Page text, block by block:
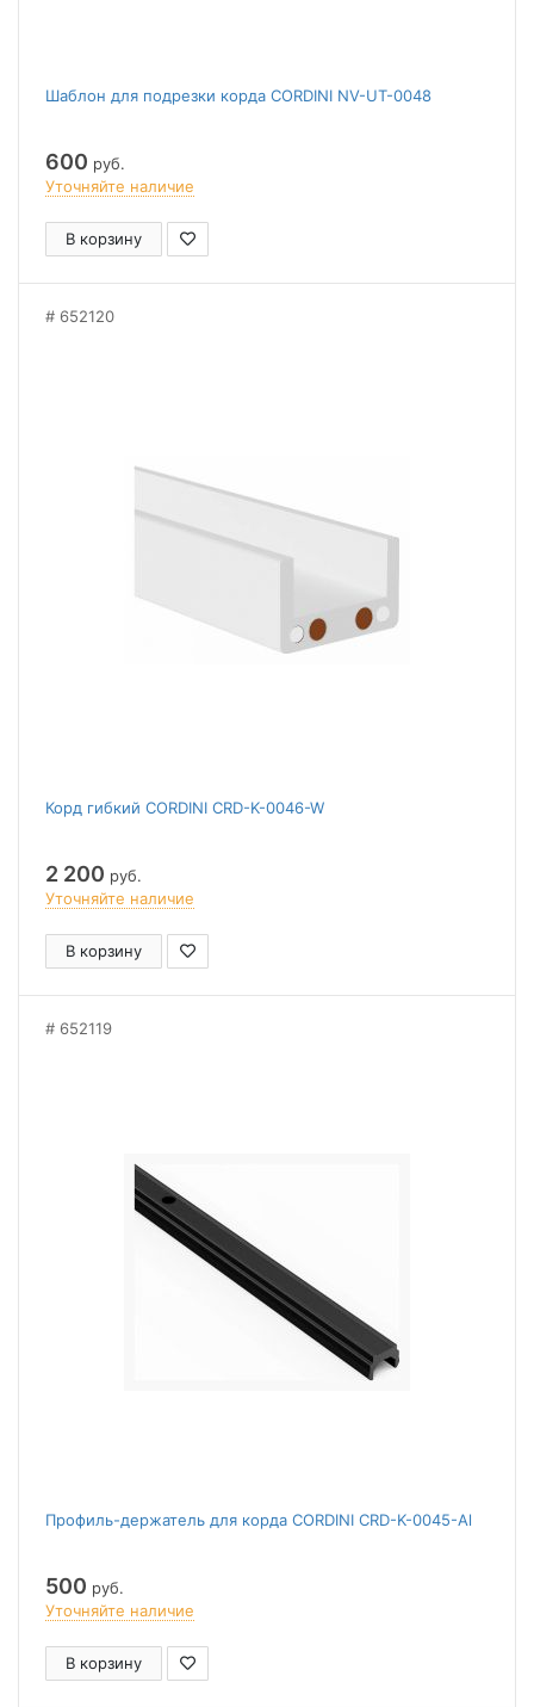
Шаблон для подрезки корда CORDINI NV-UT-0048
600 руб.
Уточняйте наличие
В корзину
652120
Корд гибкий CORDINI CRD-K-0046-W
2 200 руб.
Уточняйте наличие
В корзину
652119
Профиль-держатель для корда CORDINI CRD-K-0045-Al
500 руб.
Уточняйте наличие
В корзину